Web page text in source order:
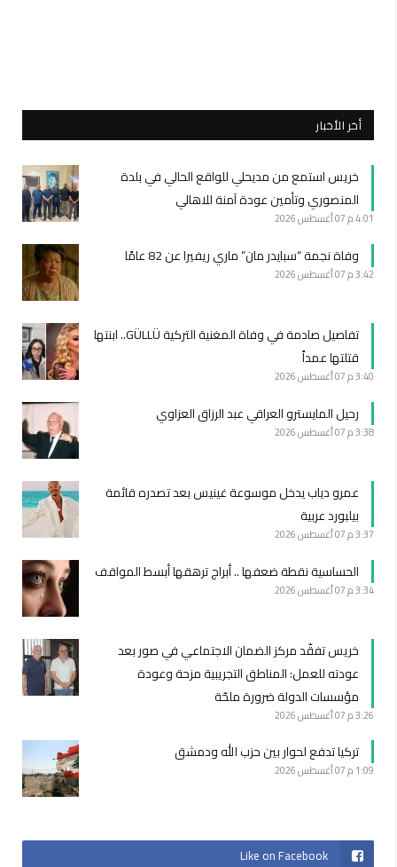
أخر الأخبار
خريس استمع من مديحلي للواقع الحالي في بلدة
المنصوري وتأمين عودة آمنة للاهالي
4:01 م 07 أغسطس 2026
وفاة نجمة “سبايدر مان” ماري ريفيرا عن 82 عامًا
3:42 م 07 أغسطس 2026
تفاصيل صادمة في وفاة المغنية التركية GÜLLÜ.. ابنتها
قتلتها عمداً
3:40 م 07 أغسطس 2026
رحيل المايسترو العراقي عبد الرزاق العزاوي
3:38 م 07 أغسطس 2026
عمرو دياب يدخل موسوعة غينيس بعد تصدره قائمة
بيلبورد عربية
3:37 م 07 أغسطس 2026
الحساسية نقطة ضعفها .. أبراج ترهقها أبسط المواقف
3:34 م 07 أغسطس 2026
خريس تفقّد مركز الضمان الاجتماعي في صور بعد
عودته للعمل: المناطق التجريبية مزحة وعودة
مؤسسات الدولة ضرورة ملحّة
3:26 م 07 أغسطس 2026
تركيا تدفع لحوار بين حزب الله ودمشق
1:09 م 07 أغسطس 2026
Like on Facebook